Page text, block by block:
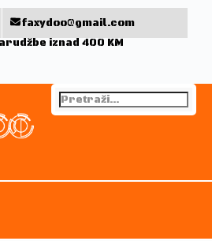
faxydoo@gmail.com
iznad 400 KM